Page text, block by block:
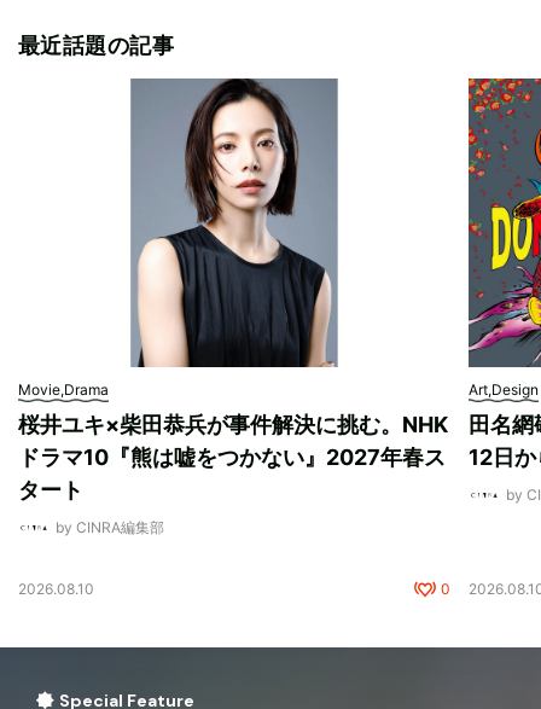
最近話題の記事
Movie,Drama
桜井ユキ×柴田恭兵が事件解決に挑む。NHK
ドラマ10『熊は嘘をつかない』2027年春ス
タート
by CINRA編集部
2026.08.10 0
Art,Design
田名
12日
by
Special Feature